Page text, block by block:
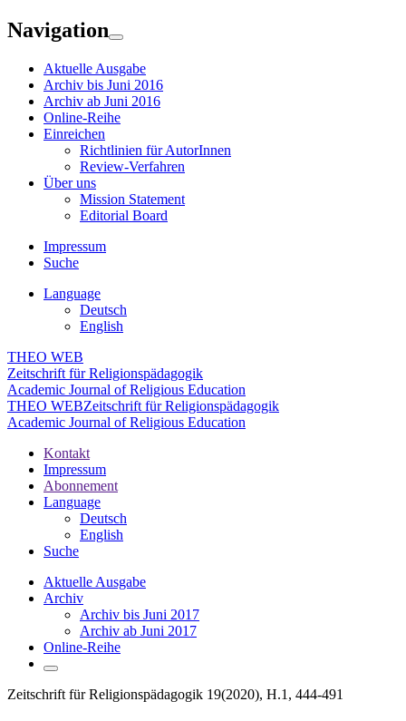
Navigation
Aktuelle Ausgabe
Archiv bis Juni 2016
Archiv ab Juni 2016
Online-Reihe
Einreichen
Richtlinien für AutorInnen
Review-Verfahren
Über uns
Mission Statement
Editorial Board
Impressum
Suche
Language
Deutsch
English
THEO WEB
Zeitschrift für Religionspädagogik
Academic Journal of Religious Education
THEO WEBZeitschrift für Religionspädagogik
Academic Journal of Religious Education
Kontakt
Impressum
Abonnement
Language
Deutsch
English
Suche
Aktuelle Ausgabe
Archiv
Archiv bis Juni 2017
Archiv ab Juni 2017
Online-Reihe
Zeitschrift für Religionspädagogik 19(2020), H.1, 444-491